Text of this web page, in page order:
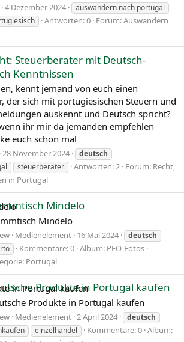
4 Dezember 2024
auswandern nach portugal
Antworten: 0 Forum:Auswandern
Steuerberater mit Deutsch-
Kenntnissen
kennt jemand von euch einen
der sich mit portugiesischen Steuern und
auskennt und Deutsch spricht?
ihr mir da jemanden empfehlen
euch schon mal
28 November 2024
deutsch
steuerberater Antworten: 2 Forum: Recht,
in Portugal
Mindelo
Mindelo
Medienelement 16 Mai 2024
deutsch
Kommentare: 0 Album: PFO-Fotos
Portugal
Produkte in Portugal kaufen
Produkte in Portugal kaufen
Medienelement 2 April 2024
deutsch
einzelhandel Kommentare: 0 Album: